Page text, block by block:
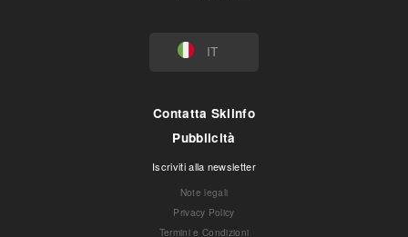
IT
Contatta Skiinfo
Pubblicità
Iscriviti alla newsletter
Note legali
Privacy Policy
Termini e Condizioni